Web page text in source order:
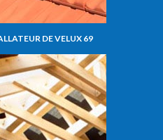
DE VELUX 69